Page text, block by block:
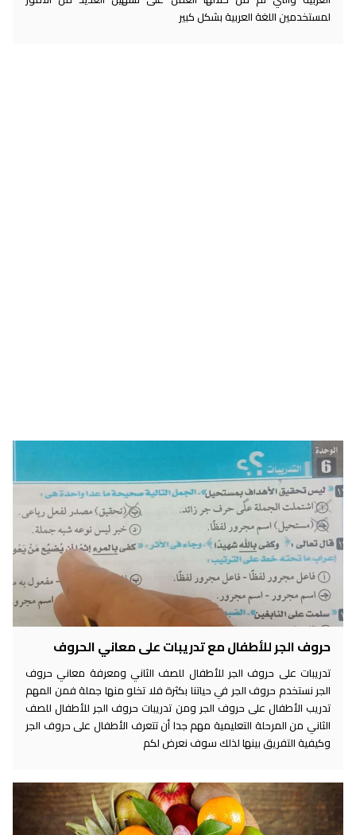
لمستخدمين اللغة العربية بشكل كبير
حروف الجر للأطفال مع تدريبات على معاني الحروف
تدريبات على حروف الجر للأطفال للصف الثاني ومعرفة معاني حروف
الجر نستخدم حروف الجر في حياتنا بكثرة فلا تخلو منها جملة فمن المهم
تدريب الأطفال على حروف الجر ومن تدريبات حروف الجر للأطفال للصف
الثاني من المرحلة التعليمية مهم جدا أن تتعرف الأطفال على حروف الجر
وكيفية التفريق بينها لذلك سوف نعرض لكم